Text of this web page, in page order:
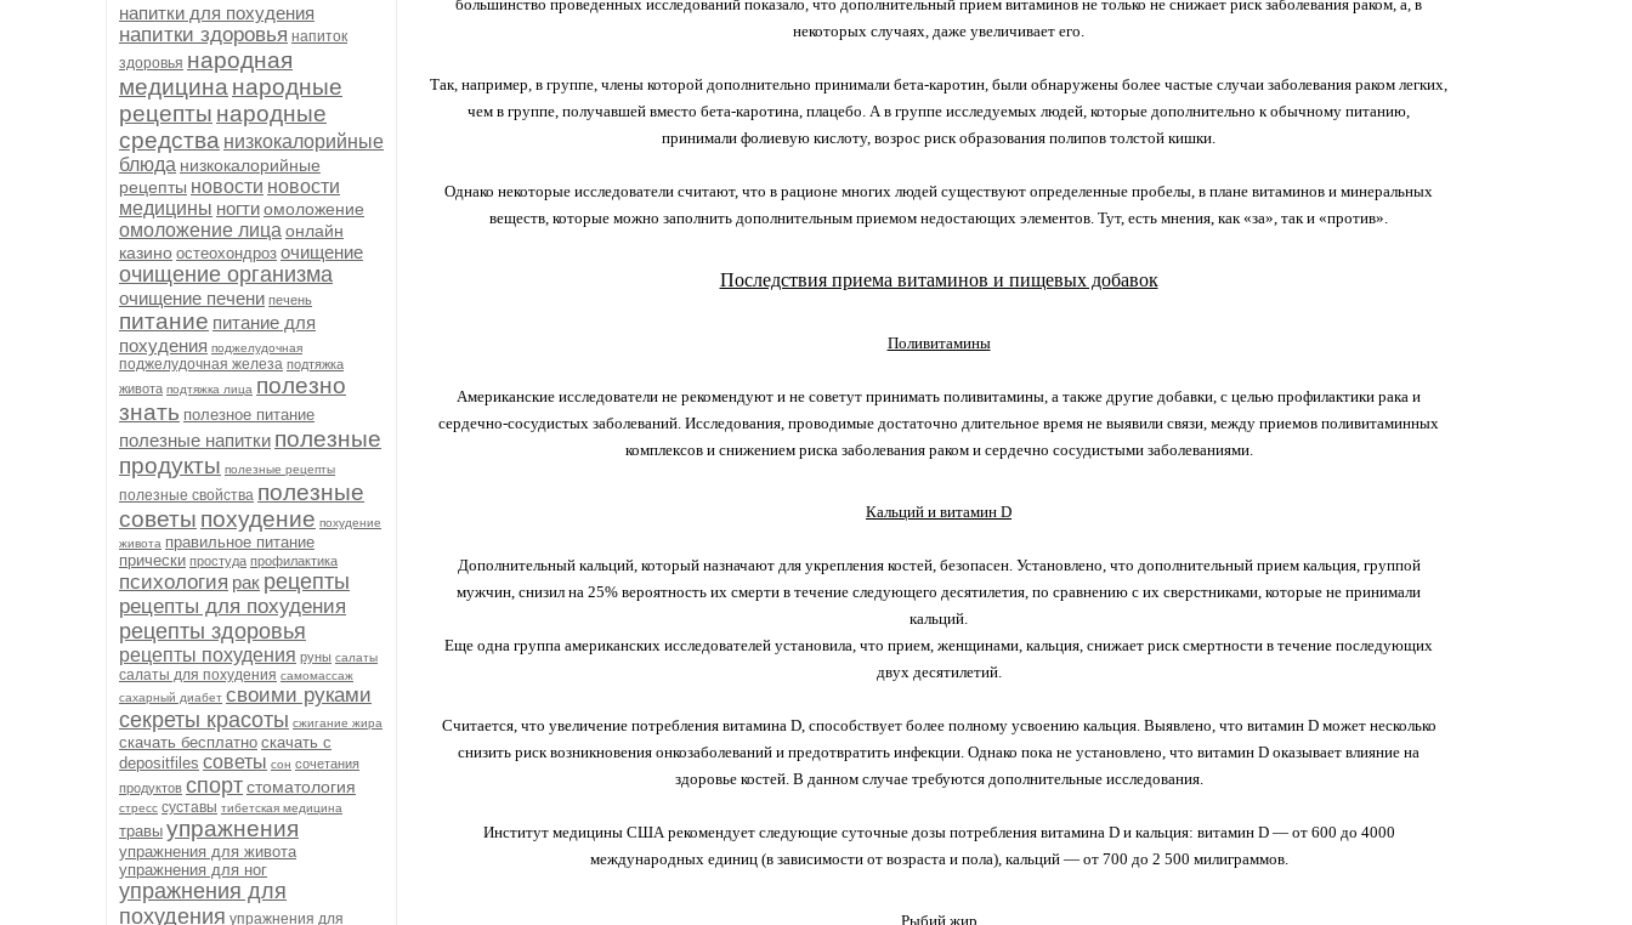
напитки для похудения
напитки здоровья напиток
здоровья народная
медицина народные
рецепты народные
средства низкокалорийные
блюда низкокалорийные
рецепты новости новости
медицины ногтиомоложение
омоложение лица онлайн
казино остеохондроз очищение
очищение организма
очищение печени печень
питание питание для
похудения поджелудочная
поджелудочная железа подтяжка
живота подтяжка лица полезно
знать полезное питание
полезные напитки полезные
продукты полезные рецепты
полезные свойства полезные
советы похудение похудение
живота правильное питание
прически простуда профилактика
психология рак рецепты
рецепты для похудения
рецепты здоровья
рецепты похудения руны салаты
салаты для похудения самомассаж
сахарный диабет своими руками
секреты красоты сжигание жира
скачать бесплатно скачать с
depositfiles советы сон сочетания
продуктов спортстоматология
стресс суставы тибетская медицина
травы упражнения
упражнения для живота
упражнения для ног
упражнения для
похудения упражнения для
большинство проведенных исследований показало, что дополнительный прием витаминов не только не снижает риск заболевания раком, а, в
некоторых случаях, даже увеличивает его.
Так, например, в группе, члены которой дополнительно принимали бета-каротин, были обнаружены более частые случаи заболевания раком легких,
чем в группе, получавшей вместо бета-каротина, плацебо. А в группе исследуемых людей, которые дополнительно к обычному питанию,
принимали фолиевую кислоту, возрос риск образования полипов толстой кишки.
Однако некоторые исследователи считают, что в рационе многих людей существуют определенные пробелы, в плане витаминов и минеральных
веществ, которые можно заполнить дополнительным приемом недостающих элементов. Тут, есть мнения, как «за», так и «против».
Последствия приема витаминов и пищевых добавок
Поливитамины
Американские исследователи не рекомендуют и не советут принимать поливитамины, а также другие добавки, с целью профилактики рака и
сердечно-сосудистых заболеваний. Исследования, проводимые достаточно длительное время не выявили связи, между приемов поливитаминных
комплексов и снижением риска заболевания раком и сердечно сосудистыми заболеваниями.
Кальций и витамин D
Дополнительный кальций, который назначают для укрепления костей, безопасен. Установлено, что дополнительный прием кальция, группой
мужчин, снизил на 25% вероятность их смерти в течение следующего десятилетия, по сравнению с их сверстниками, которые не принимали
кальций.
Еще одна группа американских исследователей установила, что прием, женщинами, кальция, снижает риск смертности в течение последующих
двух десятилетий.
Считается, что увеличение потребления витамина D, способствует более полному усвоению кальция. Выявлено, что витамин D может несколько
снизить риск возникновения онкозаболеваний и предотвратить инфекции. Однако пока не установлено, что витамин D оказывает влияние на
здоровье костей. В данном случае требуются дополнительные исследования.
Институт медицины США рекомендует следующие суточные дозы потребления витамина D и кальция: витамин D — от 600 до 4000
международных единиц (в зависимости от возраста и пола), кальций — от 700 до 2 500 милиграммов.
Рыбий жир